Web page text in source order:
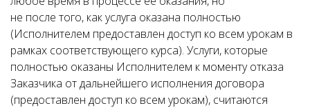
не после того, как услуга оказана полностью
(Исполнителем предоставлен доступ ко всем урокам в
рамках соответствующего курса). Услуги, которые
полностью оказаны Исполнителем к моменту отказа
Заказчика от дальнейшего исполнения договора
(предоставлен доступ ко всем урокам), считаются